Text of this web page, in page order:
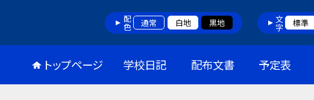
配色 通常 白地 黒地 文字 標準
トップページ 学校日記 配布文書 予定表